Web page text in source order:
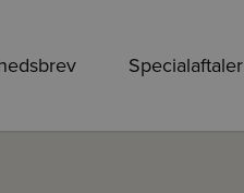
Specialaftaler